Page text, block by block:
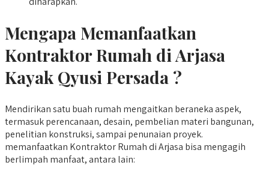
Mengapa Memanfaatkan
Kontraktor Rumah di Arjasa
Kayak Qyusi Persada ?
Mendirikan satu buah rumah mengaitkan beraneka aspek,
termasuk perencanaan, desain, pembelian materi bangunan,
penelitian konstruksi, sampai penunaian proyek.
memanfaatkan Kontraktor Rumah di Arjasa bisa mengagih
berlimpah manfaat, antara lain: